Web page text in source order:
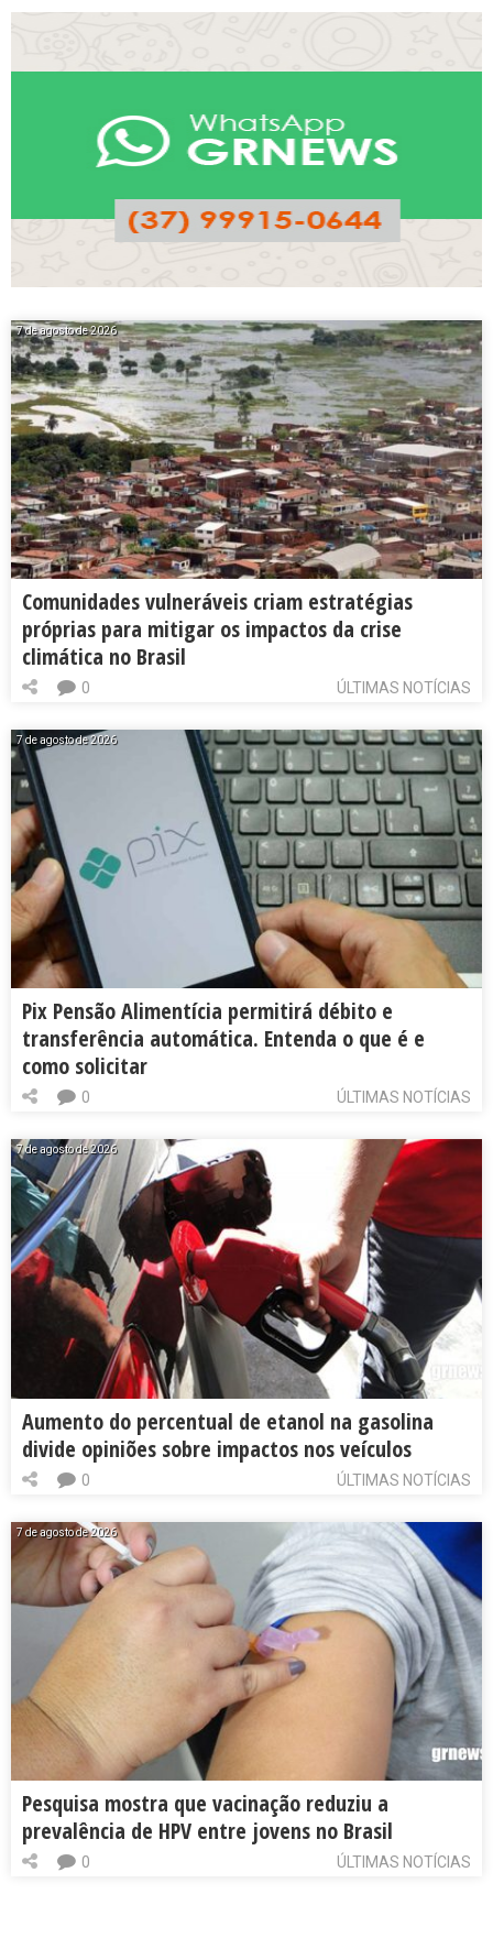
7 de agosto de 2026
Comunidades vulneráveis criam estratégias
próprias para mitigar os impactos da crise
climática no Brasil
ÚLTIMAS NOTÍCIAS
0
7 de agosto de 2026
Pix Pensão Alimentícia permitirá débito e
transferência automática. Entenda o que é e
como solicitar
ÚLTIMAS NOTÍCIAS
0
7 de agosto de 2026
Aumento do percentual de etanol na gasolina
divide opiniões sobre impactos nos veículos
ÚLTIMAS NOTÍCIAS
0
7 de agosto de 2026
Pesquisa mostra que vacinação reduziu a
prevalência de HPV entre jovens no Brasil
ÚLTIMAS NOTÍCIAS
0